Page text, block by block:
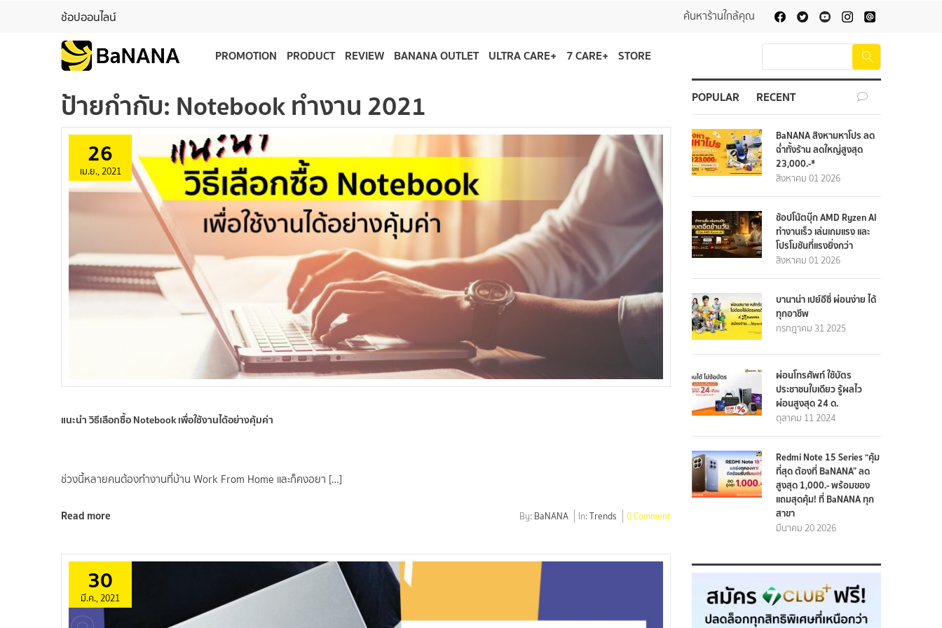
ช้อปออนไลน์ ค้นหาร้านใกล้คุณ
PROMOTION PRODUCT REVIEW BANANA OUTLET ULTRA CARE+ 7 CARE+ STORE
ป้ายกำกับ: Notebook ทำงาน 2021
26
เม.ย., 2021
แนะนำ วิธีเลือกซื้อ Notebook เพื่อใช้งานได้อย่างคุ้มค่า
ช่วงนี้หลายคนต้องทำงานที่บ้าน Work From Home และก็คงอยา […]
Read more By: BaNANA In:Trends 0 Comment
30
มี.ค., 2021
POPULAR RECENT
BaNANA สิงหามหาโปร ลด
ฉ่ำทั้งร้าน ลดใหญ่สูงสุด
23,000.-*
สิงหาคม 01 2026
ช้อปโน้ตบุ๊ก AMD Ryzen AI
ทำงานเร็ว เล่นเกมแรง และ
โปรโมชันที่แรงยิ่งกว่า
สิงหาคม 01 2026
บานาน่า เปย์อีซี่ ผ่อนง่าย ได้
ทุกอาชีพ
กรกฎาคม 31 2025
ผ่อนโทรศัพท์ ใช้บัตร
ประชาชนใบเดียว รู้ผลไว
ผ่อนสูงสุด 24 ด.
ตุลาคม 11 2024
Redmi Note 15 Series “คุ้ม
ที่สุด ต้องที่ BaNANA” ลด
สูงสุด 1,000.- พร้อมของ
แถมสุดคุ้ม! ที่ BaNANA ทุก
สาขา
มีนาคม 20 2026